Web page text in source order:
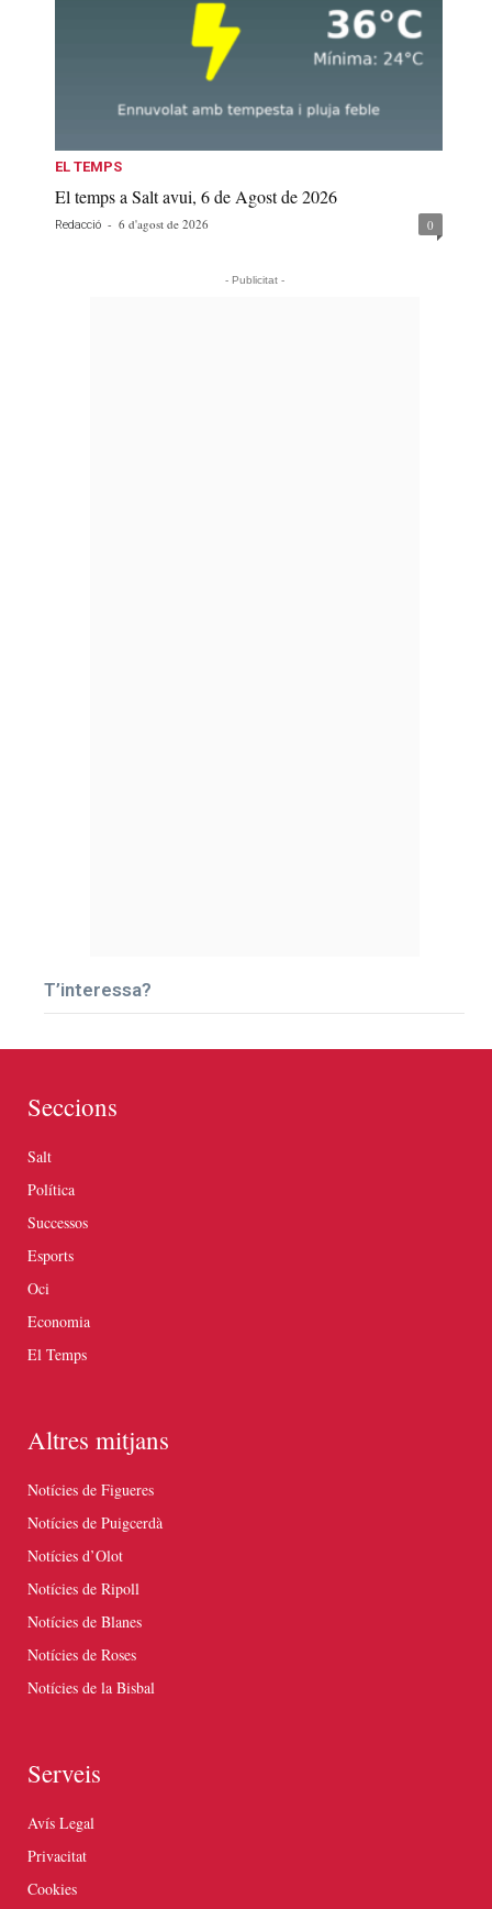
EL TEMPS
El temps a Salt avui, 6 de Agost de 2026
Redacció - 6 d'agost de 2026 0
- Publicitat -
T’interessa?
Seccions
Salt
Política
Successos
Esports
Oci
Economia
El Temps
Altres mitjans
Notícies de Figueres
Notícies de Puigcerdà
Notícies d’Olot
Notícies de Ripoll
Notícies de Blanes
Notícies de Roses
Notícies de la Bisbal
Serveis
Avís Legal
Privacitat
Cookies